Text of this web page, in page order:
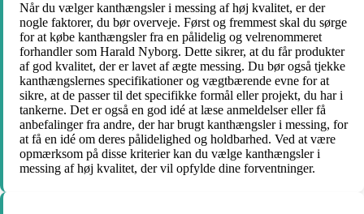
Når du vælger kanthængsler i messing af høj kvalitet, er der
nogle faktorer, du bør overveje. Først og fremmest skal du sørge
for at købe kanthængsler fra en pålidelig og velrenommeret
forhandler som Harald Nyborg. Dette sikrer, at du får produkter
af god kvalitet, der er lavet af ægte messing. Du bør også tjekke
kanthængslernes specifikationer og vægtbærende evne for at
sikre, at de passer til det specifikke formål eller projekt, du har i
tankerne. Det er også en god idé at læse anmeldelser eller få
anbefalinger fra andre, der har brugt kanthængsler i messing, for
at få en idé om deres pålidelighed og holdbarhed. Ved at være
opmærksom på disse kriterier kan du vælge kanthængsler i
messing af høj kvalitet, der vil opfylde dine forventninger.